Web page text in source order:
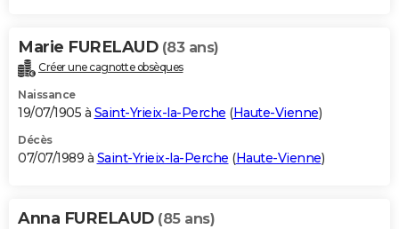
Marie FURELAUD (83 ans)
Créer une cagnotte obsèques
Naissance
19/07/1905 à Saint-Yrieix-la-Perche (Haute-Vienne)
Décès
07/07/1989 à Saint-Yrieix-la-Perche (Haute-Vienne)
Anna FURELAUD (85 ans)